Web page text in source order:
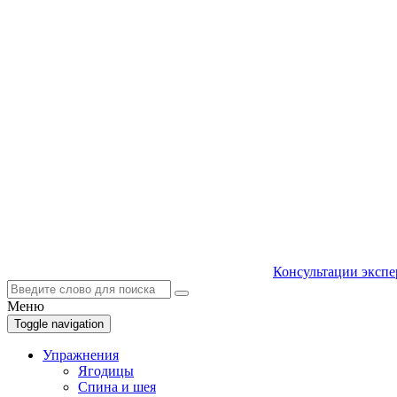
Консультации
Меню
Toggle navigation
Упражнения
Ягодицы
Спина и шея